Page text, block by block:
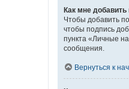
Как мне
Чтобы добавить
чтобы подпись
пункта «Личные
сообщения.
Вернуться к